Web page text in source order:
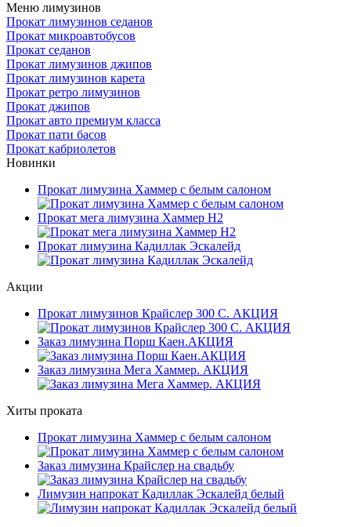
Меню лимузинов
Прокат лимузинов седанов
Прокат микроавтобусов
Прокат седанов
Прокат лимузинов джипов
Прокат лимузинов карета
Прокат ретро лимузинов
Прокат джипов
Прокат авто премиум класса
Прокат пати басов
Прокат кабриолетов
Новинки
Прокат лимузина Хаммер с белым салоном
Прокат мега лимузина Хаммер H2
Прокат лимузина Кадиллак Эскалейд
Акции
Прокат лимузинов Крайслер 300 С. АКЦИЯ
Заказ лимузина Порш Каен.АКЦИЯ
Заказ лимузина Мега Хаммер. АКЦИЯ
Хиты проката
Прокат лимузина Хаммер с белым салоном
Заказ лимузина Крайслер на свадьбу
Лимузин напрокат Кадиллак Эскалейд белый